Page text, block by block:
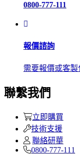
0800-777-111
報價諮詢
需要報價或客製
聯繫我們
立即購買
技術支援
聯絡研華
0800-777-111